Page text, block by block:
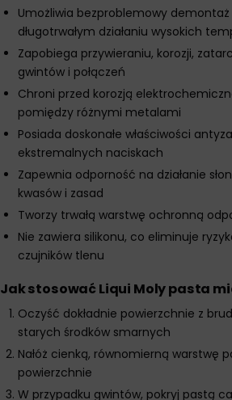
Umożliwia bezproblemowy
długotrwałym działaniu wysokich
Zapobiega przywieraniu, korozji,
gwintów i połączeń
Chroni przed korozją
pomiędzy różnymi metalami
Posiada doskonałe właściwości
ekstremalnych naciskach
Zapewnia odporność na działanie
kwasów i zasad
Tworzy trwałą warstwę ochronną
Nie zawiera silikonu, co eliminuje
czujników tlenu
Jak stosować Liqui Moly pasta
Oczyść dokładnie powierzchnie z
starych środków smarnych
Nałóż cienką, równomierną warstwę
powierzchnie
W przypadku gwintów, pokryj pastą